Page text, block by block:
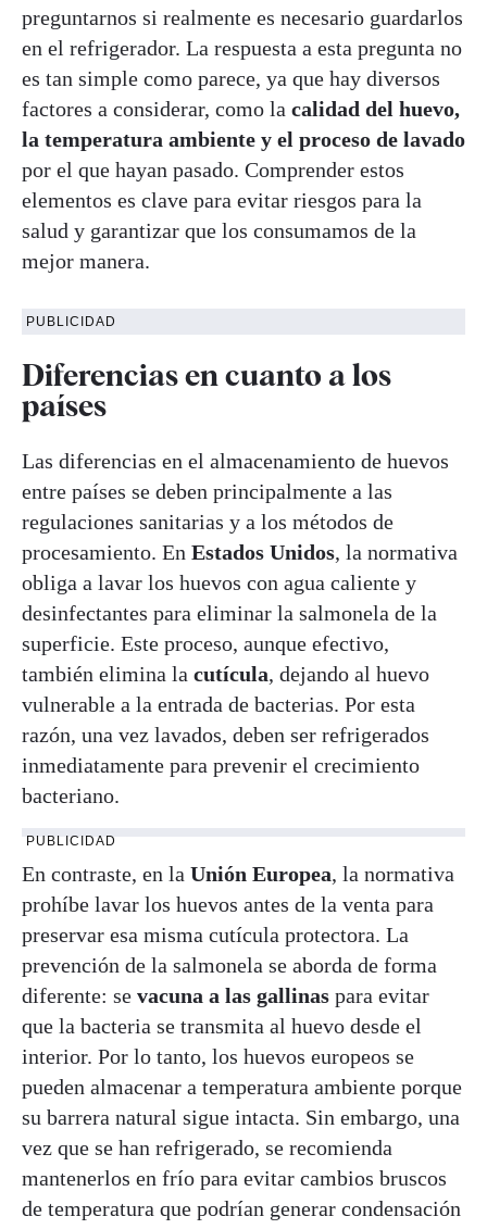
preguntarnos si realmente es necesario guardarlos
en el refrigerador. La respuesta a esta pregunta no
es tan simple como parece, ya que hay diversos
factores a considerar, como la calidad del huevo,
la temperatura ambiente y el proceso de lavado
por el que hayan pasado. Comprender estos
elementos es clave para evitar riesgos para la
salud y garantizar que los consumamos de la
mejor manera.
PUBLICIDAD
Diferencias en cuanto a los
países
Las diferencias en el almacenamiento de huevos
entre países se deben principalmente a las
regulaciones sanitarias y a los métodos de
procesamiento. En Estados Unidos, la normativa
obliga a lavar los huevos con agua caliente y
desinfectantes para eliminar la salmonela de la
superficie. Este proceso, aunque efectivo,
también elimina la cutícula, dejando al huevo
vulnerable a la entrada de bacterias. Por esta
razón, una vez lavados, deben ser refrigerados
inmediatamente para prevenir el crecimiento
bacteriano.
PUBLICIDAD
En contraste, en la Unión Europea, la normativa
prohíbe lavar los huevos antes de la venta para
preservar esa misma cutícula protectora. La
prevención de la salmonela se aborda de forma
diferente: se vacuna a las gallinas para evitar
que la bacteria se transmita al huevo desde el
interior. Por lo tanto, los huevos europeos se
pueden almacenar a temperatura ambiente porque
su barrera natural sigue intacta. Sin embargo, una
vez que se han refrigerado, se recomienda
mantenerlos en frío para evitar cambios bruscos
de temperatura que podrían generar condensación